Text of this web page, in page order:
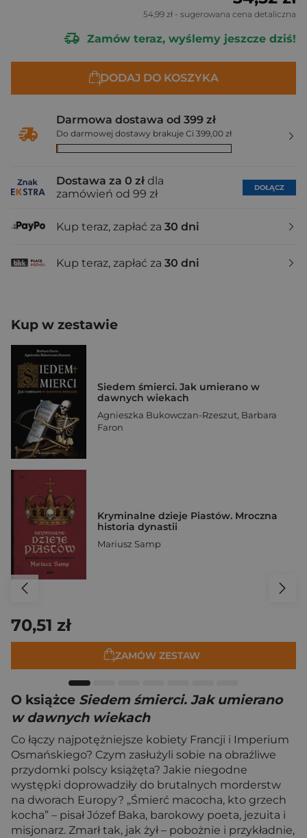
54,99 zł - sugerowana cena detaliczna
Zamów teraz, wyślemy jeszcze dziś!
DODAJ DO KOSZYKA
Darmowa dostawa od 399 zł
Do darmowej dostawy brakuje Ci 399,00 zł
Dostawa za 0 zł dla
zamówień od 99 zł
DOŁĄCZ
Kup teraz, zapłać za 30 dni
Kup teraz, zapłać za 30 dni
Kup w zestawie
Siedem śmierci. Jak umierano w
dawnych wiekach
Agnieszka Bukowczan-Rzeszut, Barbara
Faron
Kryminalne dzieje Piastów. Mroczna
historia dynastii
Mariusz Samp
70,51 zł
ZAMÓW ZESTAW
O książce Siedem śmierci. Jak umierano
w dawnych wiekach
Co łączy najpotężniejsze kobiety Francji i Imperium
Osmańskiego? Czym zasłużyli sobie na obraźliwe
przydomki polscy książęta? Jakie niegodne
występki doprowadziły do brutalnych morderstw
na dworach Europy? „Śmierć macocha, kto grzech
kocha” – pisał Józef Baka, barokowy poeta, jezuita i
misjonarz. Zmarł tak, jak żył – pobożnie i przykładnie,